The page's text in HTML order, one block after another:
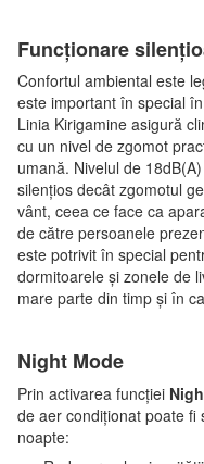
Funcționare
Confortul ambiental este
este important în special
Linia Kirigamine asigură
cu un nivel de zgomot
umană. Nivelul de
silențios decât zgomotul
vânt, ceea ce face ca
de către persoanele
este potrivit în special
dormitoarele și zonele de
mare parte din timp și în
Night Mode
Prin activarea funcției
de aer condiționat poate
noapte: